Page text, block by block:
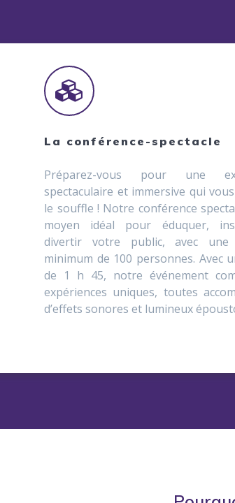
La conférence-spectacle
Préparez-vous pour une
spectaculaire et immersive qui
le souffle ! Notre conférence
moyen idéal pour éduquer,
divertir votre public, avec une
minimum de 100 personnes. Avec
de 1 h 45, notre événement
expériences uniques, toutes
d’effets sonores et lumineux